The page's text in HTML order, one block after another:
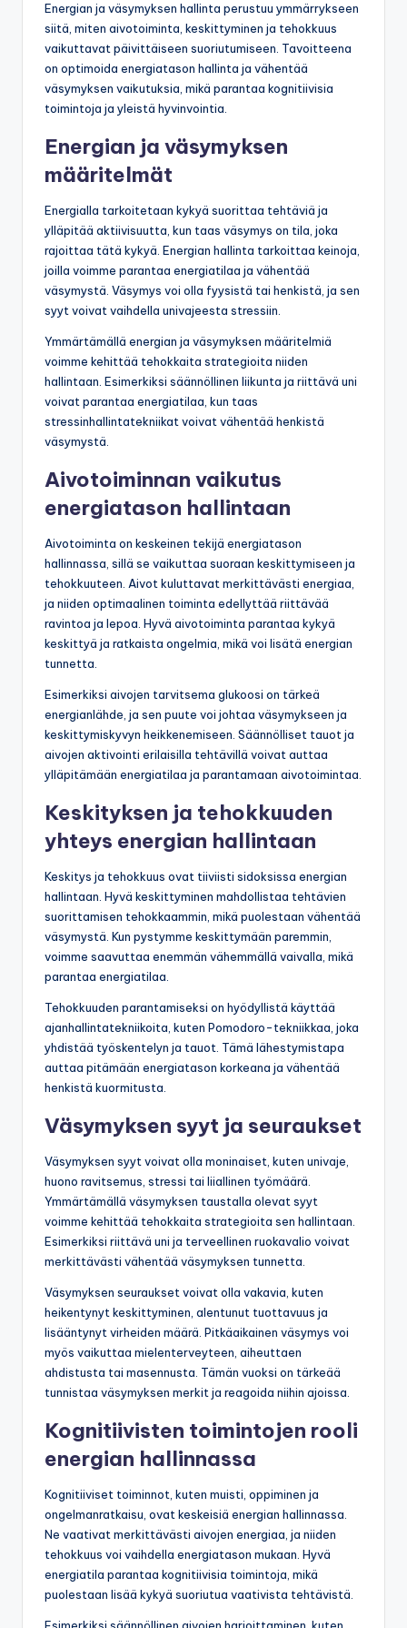
Energian ja väsymyksen hallinta perustuu ymmärrykseen
siitä, miten aivotoiminta, keskittyminen ja tehokkuus
vaikuttavat päivittäiseen suoriutumiseen. Tavoitteena
on optimoida energiatason hallinta ja vähentää
väsymyksen vaikutuksia, mikä parantaa kognitiivisia
toimintoja ja yleistä hyvinvointia.
Energian ja väsymyksen
määritelmät
Energialla tarkoitetaan kykyä suorittaa tehtäviä ja
ylläpitää aktiivisuutta, kun taas väsymys on tila, joka
rajoittaa tätä kykyä. Energian hallinta tarkoittaa keinoja,
joilla voimme parantaa energiatilaa ja vähentää
väsymystä. Väsymys voi olla fyysistä tai henkistä, ja sen
syyt voivat vaihdella univajeesta stressiin.
Ymmärtämällä energian ja väsymyksen määritelmiä
voimme kehittää tehokkaita strategioita niiden
hallintaan. Esimerkiksi säännöllinen liikunta ja riittävä uni
voivat parantaa energiatilaa, kun taas
stressinhallintatekniikat voivat vähentää henkistä
väsymystä.
Aivotoiminnan vaikutus
energiatason hallintaan
Aivotoiminta on keskeinen tekijä energiatason
hallinnassa, sillä se vaikuttaa suoraan keskittymiseen ja
tehokkuuteen. Aivot kuluttavat merkittävästi energiaa,
ja niiden optimaalinen toiminta edellyttää riittävää
ravintoa ja lepoa. Hyvä aivotoiminta parantaa kykyä
keskittyä ja ratkaista ongelmia, mikä voi lisätä energian
tunnetta.
Esimerkiksi aivojen tarvitsema glukoosi on tärkeä
energianlähde, ja sen puute voi johtaa väsymykseen ja
keskittymiskyvyn heikkenemiseen. Säännölliset tauot ja
aivojen aktivointi erilaisilla tehtävillä voivat auttaa
ylläpitämään energiatilaa ja parantamaan aivotoimintaa.
Keskityksen ja tehokkuuden
yhteys energian hallintaan
Keskitys ja tehokkuus ovat tiiviisti sidoksissa energian
hallintaan. Hyvä keskittyminen mahdollistaa tehtävien
suorittamisen tehokkaammin, mikä puolestaan vähentää
väsymystä. Kun pystymme keskittymään paremmin,
voimme saavuttaa enemmän vähemmällä vaivalla, mikä
parantaa energiatilaa.
Tehokkuuden parantamiseksi on hyödyllistä käyttää
ajanhallintatekniikoita, kuten Pomodoro-tekniikkaa, joka
yhdistää työskentelyn ja tauot. Tämä lähestymistapa
auttaa pitämään energiatason korkeana ja vähentää
henkistä kuormitusta.
Väsymyksen syyt ja seuraukset
Väsymyksen syyt voivat olla moninaiset, kuten univaje,
huono ravitsemus, stressi tai liiallinen työmäärä.
Ymmärtämällä väsymyksen taustalla olevat syyt
voimme kehittää tehokkaita strategioita sen hallintaan.
Esimerkiksi riittävä uni ja terveellinen ruokavalio voivat
merkittävästi vähentää väsymyksen tunnetta.
Väsymyksen seuraukset voivat olla vakavia, kuten
heikentynyt keskittyminen, alentunut tuottavuus ja
lisääntynyt virheiden määrä. Pitkäaikainen väsymys voi
myös vaikuttaa mielenterveyteen, aiheuttaen
ahdistusta tai masennusta. Tämän vuoksi on tärkeää
tunnistaa väsymyksen merkit ja reagoida niihin ajoissa.
Kognitiivisten toimintojen rooli
energian hallinnassa
Kognitiiviset toiminnot, kuten muisti, oppiminen ja
ongelmanratkaisu, ovat keskeisiä energian hallinnassa.
Ne vaativat merkittävästi aivojen energiaa, ja niiden
tehokkuus voi vaihdella energiatason mukaan. Hyvä
energiatila parantaa kognitiivisia toimintoja, mikä
puolestaan lisää kykyä suoriutua vaativista tehtävistä.